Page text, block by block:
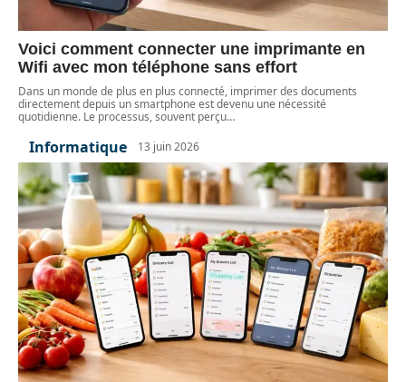
Voici comment connecter une imprimante en
Wifi avec mon téléphone sans effort
Dans un monde de plus en plus connecté, imprimer des documents
directement depuis un smartphone est devenu une nécessité
quotidienne. Le processus, souvent perçu…
Informatique 13 juin 2026